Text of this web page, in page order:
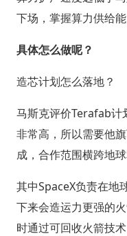
下场，掌握算力供给能
具体怎么做呢？
造芯计划怎么落地？
马斯克评价Terafab计
非常高，所以需要他
成，合作范围横跨地球
其中SpaceX负责在地
下来会造运力更强的
时通过可回收火箭技